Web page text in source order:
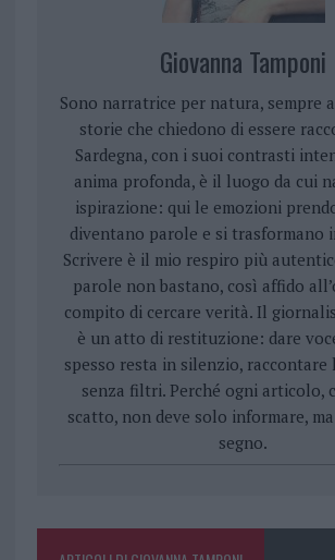
Giovanna Tamponi
Sono narratrice per natura, sempre
storie che chiedono di essere
Sardegna, con i suoi contrasti
anima profonda, è il luogo da cui
ispirazione: qui le emozioni
diventano parole e si trasformano
Scrivere è il mio respiro più
parole non bastano, così affido
compito di cercare verità. Il
è un atto di restituzione: dare
spesso resta in silenzio, raccontare
senza filtri. Perché ogni articolo,
scatto, non deve solo informare,
segno.